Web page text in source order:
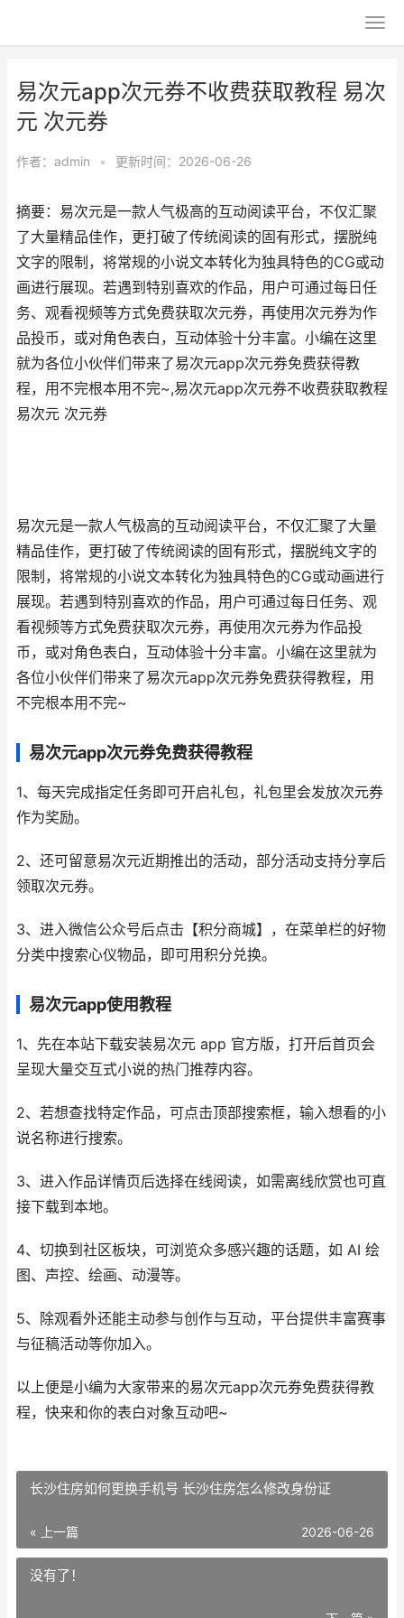
易次元app次元券不收费获取教程 易次
元 次元券
作者： admin • 更新时间：2026-06-26
摘要：易次元是一款人气极高的互动阅读平台，不仅汇聚
了大量精品佳作，更打破了传统阅读的固有形式，摆脱纯
文字的限制，将常规的小说文本转化为独具特色的CG或动
画进行展现。若遇到特别喜欢的作品，用户可通过每日任
务、观看视频等方式免费获取次元券，再使用次元券为作
品投币，或对角色表白，互动体验十分丰富。小编在这里
就为各位小伙伴们带来了易次元app次元券免费获得教
程，用不完根本用不完~,易次元app次元券不收费获取教程
易次元 次元券
易次元是一款人气极高的互动阅读平台，不仅汇聚了大量
精品佳作，更打破了传统阅读的固有形式，摆脱纯文字的
限制，将常规的小说文本转化为独具特色的CG或动画进行
展现。若遇到特别喜欢的作品，用户可通过每日任务、观
看视频等方式免费获取次元券，再使用次元券为作品投
币，或对角色表白，互动体验十分丰富。小编在这里就为
各位小伙伴们带来了易次元app次元券免费获得教程，用
不完根本用不完~
易次元app次元券免费获得教程
1、每天完成指定任务即可开启礼包，礼包里会发放次元券
作为奖励。
2、还可留意易次元近期推出的活动，部分活动支持分享后
领取次元券。
3、进入微信公众号后点击【积分商城】，在菜单栏的好物
分类中搜索心仪物品，即可用积分兑换。
易次元app使用教程
1、先在本站下载安装易次元 app 官方版，打开后首页会
呈现大量交互式小说的热门推荐内容。
2、若想查找特定作品，可点击顶部搜索框，输入想看的小
说名称进行搜索。
3、进入作品详情页后选择在线阅读，如需离线欣赏也可直
接下载到本地。
4、切换到社区板块，可浏览众多感兴趣的话题，如 AI 绘
图、声控、绘画、动漫等。
5、除观看外还能主动参与创作与互动，平台提供丰富赛事
与征稿活动等你加入。
以上便是小编为大家带来的易次元app次元券免费获得教
程，快来和你的表白对象互动吧~
长沙住房如何更换手机号 长沙住房怎么修改身份证
« 上一篇 2026-06-26
没有了！